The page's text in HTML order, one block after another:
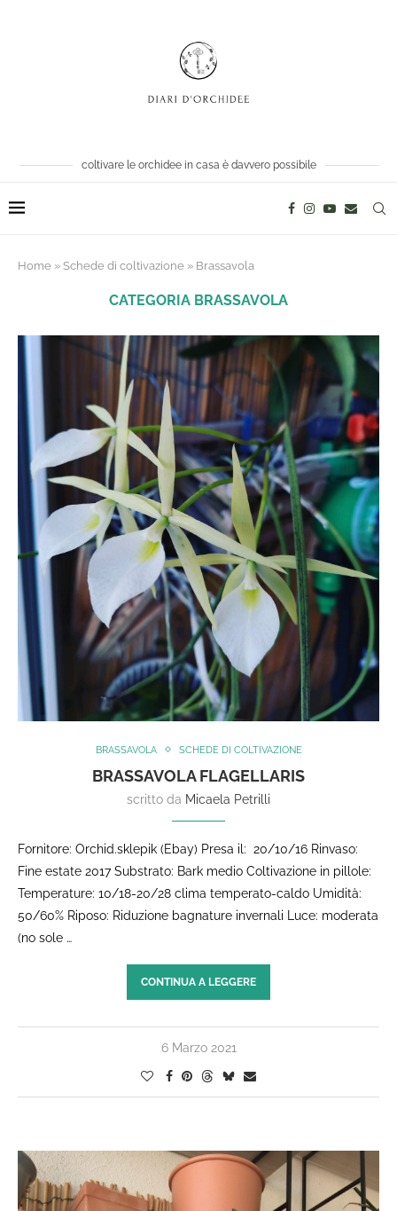
coltivare le orchidee in casa è davvero possibile
Home » Schede di coltivazione » Brassavola
CATEGORIA BRASSAVOLA
BRASSAVOLA SCHEDE DI COLTIVAZIONE
BRASSAVOLA FLAGELLARIS
scritto da Micaela Petrilli
Fornitore: Orchid.sklepik (Ebay) Presa il: 20/10/16 Rinvaso:
Fine estate 2017 Substrato: Bark medio Coltivazione in pillole:
Temperature: 10/18-20/28 clima temperato-caldo Umidità:
50/60% Riposo: Riduzione bagnature invernali Luce: moderata
(no sole …
CONTINUA A LEGGERE
6 Marzo 2021